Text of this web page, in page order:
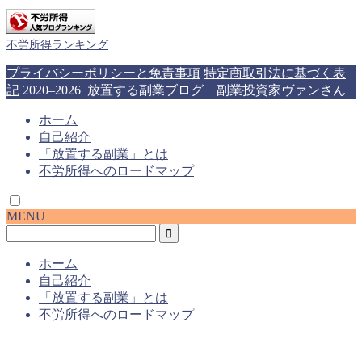
不労所得ランキング
プライバシーポリシーと免責事項 特定商取引法に基づく表
記 2020–2026 放置する副業ブログ 副業投資家ヴァンさん
ホーム
自己紹介
「放置する副業」とは
不労所得へのロードマップ
MENU
ホーム
自己紹介
「放置する副業」とは
不労所得へのロードマップ